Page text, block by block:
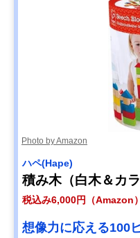
Photo by Amazon
ハペ(Hape)
積み木（白木＆カ
税込み6,000円（Amazon）
想像力に応える100